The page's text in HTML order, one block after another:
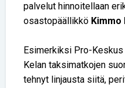
palvelut hinnoitellaan
osastopäällikkö Kimmo
Esimerkiksi Pro-
Kelan taksimatkojen
tehnyt linjausta siitä,